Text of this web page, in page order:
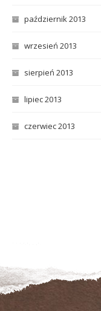
październik 2013
wrzesień 2013
sierpień 2013
lipiec 2013
czerwiec 2013